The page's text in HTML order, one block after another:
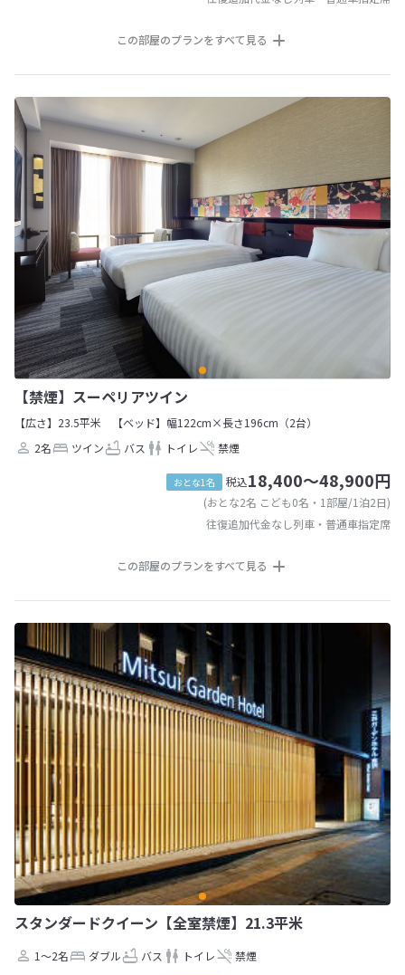
この部屋のプランをすべて見る
【禁煙】スーペリアツイン
【広さ】23.5平米
【ベッド】幅122cm×長さ196cm（2台）
2名
ツイン バス トイレ 禁煙
おとな1名 税込18,400～48,900円
(おとな2名 こども0名・1部屋/1泊2日)
往復追加代金なし列車・普通車指定席
この部屋のプランをすべて見る
スタンダードクイーン【全室禁煙】21.3平米
1～2名 ダブル バス トイレ 禁煙